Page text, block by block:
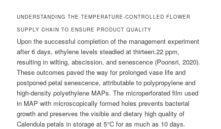
UNDERSTANDING THE TEMPERATURE-CONTROLLED FLOWER
SUPPLY CHAIN TO ENSURE PRODUCT QUALITY
Upon the successful completion of the management experiment
after 6 days, ethylene levels steadied at thirteen.22 ppm,
resulting in wilting, abscission, and senescence (Poonsri, 2020).
These outcomes paved the way for prolonged vase life and
postponed petal senescence, attributable to polypropylene and
high-density polyethylene MAPs. The microperforated film used
in MAP with microscopically formed holes prevents bacterial
growth and preserves the visible and dietary high quality of
Calendula petals in storage at 5°C for as much as 10 days.